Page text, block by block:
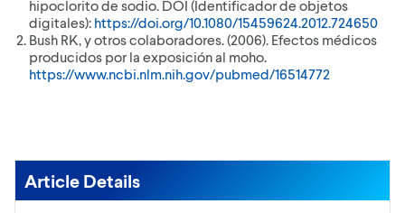
hipoclorito de sodio. DOI (Identificador de objetos
digitales): https://doi.org/10.1080/15459624.2012.724650
Bush RK, y otros colaboradores. (2006). Efectos médicos
producidos por la exposición al moho.
https://www.ncbi.nlm.nih.gov/pubmed/16514772
Article Details